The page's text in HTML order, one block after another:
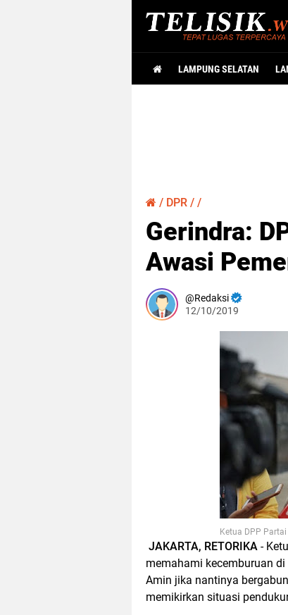
LAMPUNG SELATAN
/ DPR / /
Gerindra:
Awasi
Redaksi
12/10/2019
Ketua DPP
JAKARTA, RETORIKA -
memahami kecemburuan
Amin jika nantinya
memikirkan situasi